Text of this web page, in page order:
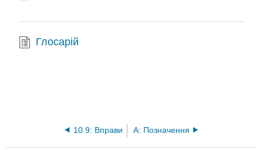
Глосарій
10.9: Вправи A: Позначення